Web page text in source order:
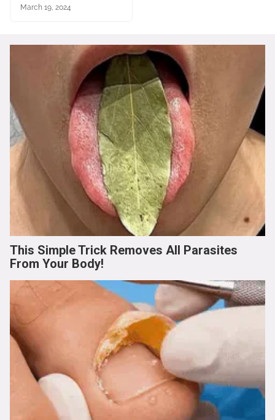
March 19, 2024
This Simple Trick Removes All Parasites
From Your Body!